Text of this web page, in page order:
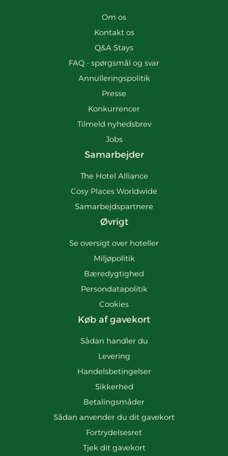
Om os
Kontakt os
Q&A Stays
FAQ - spørgsmål og svar
Annulleringspolitik
Presse
Konkurrencer
Tilmeld nyhedsbrev
Jobs
Samarbejder
The Hotel Alliance
Cosy Places Worldwide
Samarbejdspartnere
Øvrigt
Se oversigt over hoteller
Miljøpolitik
Bæredygtighed
Persondatapolitik
Cookies
Køb af gavekort
Sådan handler du
Levering
Handelsbetingelser
Sikkerhed
Betalingsmåder
Sådan anvender du dit gavekort
Fortrydelsesret
Tjek dit gavekort